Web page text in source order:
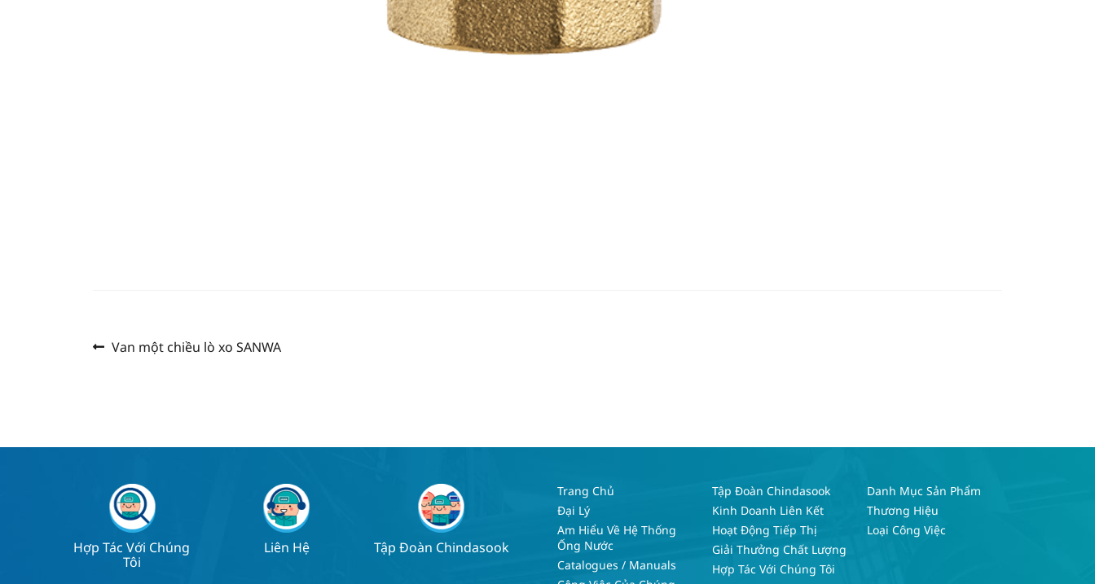
PostPrevious
Van một chiều lò xo SANWA
Hợp Tác Với Chúng
Tôi
Liên Hệ Tập Đoàn Chindasook
Trang Chủ
Đại Lý
Am Hiểu Về Hệ Thống
Ống Nước
Catalogues / Manuals
Tập Đoàn Chindasook
Kinh Doanh Liên Kết
Hoạt Động Tiếp Thị
Giải Thưởng Chất Lượng
Hợp Tác Với Chúng Tôi
Danh Mục Sản Phẩm
Thương Hiệu
Loại Công Việc